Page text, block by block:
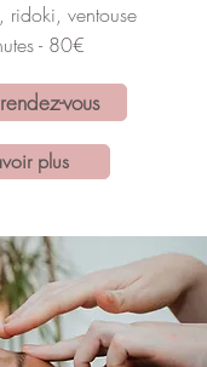
ridoki, ventouse
- 80€
vous
plus